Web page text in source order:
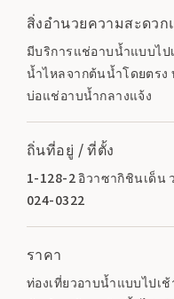
สิ่งอำนวยความสะดว
มีบริการแช่อาบน้ำแบบไป
น้ำไหลจากต้นน้ำโดยตรง
บ่อแช่อาบน้ำกลางแจ้ง
ถิ่นที่อยู่ / ที่ตั้ง
1-128-2 อิวาซากิชินเด็น
024-0322
ราคา
ท่องเที่ยวอาบน้ำแบบไปเช้